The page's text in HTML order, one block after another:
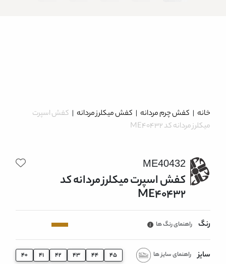
خانه | کفش چرم مردانه| کفش میکلرز مردانه| کفش اسپرت
میکلرز مردانه کد ME40432
ME40432
کفش اسپرت میکلرز مردانه کد
ME40432
رنگ راهنمای رنگ ها
سایز راهنمای سایز ها 40 42 43 44 45